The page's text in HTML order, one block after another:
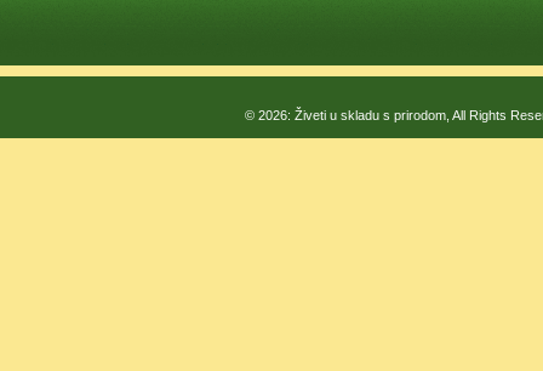
© 2026: Živeti u skladu s prirodom, All Rights